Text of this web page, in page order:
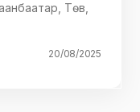
Төв,
20/08/2025